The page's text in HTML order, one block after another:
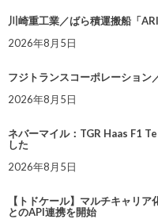
川崎重工業／ばら積運搬船「
2026年8月5日
フジトランスコーポレーション
2026年8月5日
ネバーマイル：TGR Haas F1
した
2026年8月5日
【トドケール】マルチキャリ
とのAPI連携を開始